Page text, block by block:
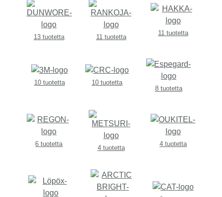
13 tuotetta 11 tuotetta
11 tuotetta
10 tuotetta
10 tuotetta
8 tuotetta
6 tuotetta
4 tuotetta
4 tuotetta